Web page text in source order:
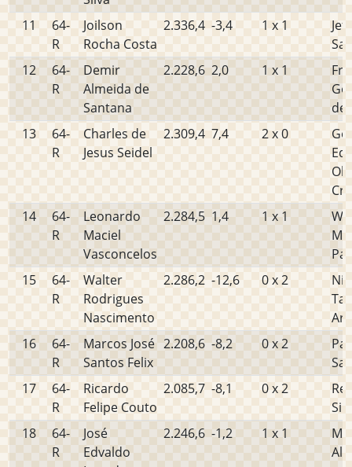
11
64-
R
Joilson
Rocha Costa
2.336,4 -3,4 1 x 1
12
64-
R
Demir
Almeida de
Santana
2.228,6 2,0 1 x 1
de
13
64-
R
Charles de
Jesus Seidel
2.309,4 7,4 2 x 0
14
64-
R
Leonardo
Maciel
Vasconcelos
2.284,5 1,4 1 x 1
15
64-
R
Walter
Rodrigues
Nascimento
2.286,2 -12,6 0 x 2
16
64-
R
Marcos José
Santos Felix
2.208,6 -8,2 0 x 2
17
64-
R
Ricardo
Felipe Couto
2.085,7 -8,1 0 x 2
18
64-
R
José
Edvaldo
2.246,6 -1,2 1 x 1